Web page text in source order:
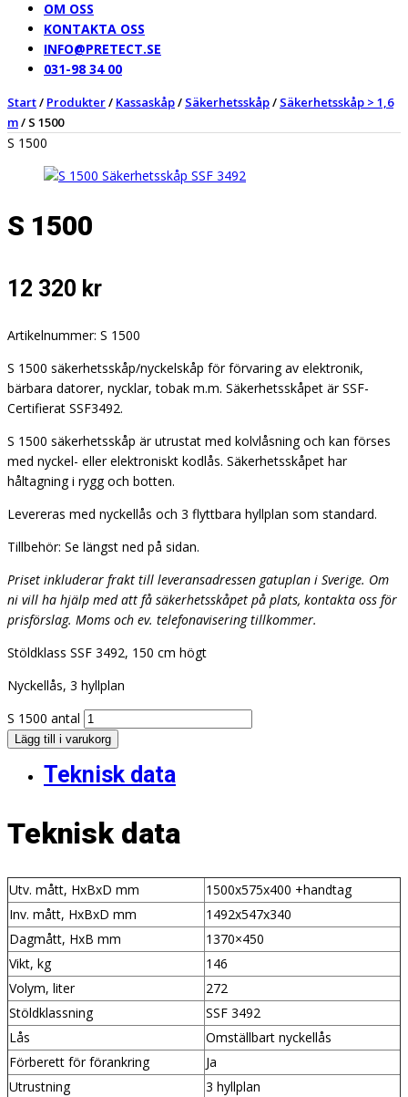
OM OSS
KONTAKTA OSS
INFO@PRETECT.SE
031-98 34 00
Start/ Produkter/ Kassaskåp/ Säkerhetsskåp/ Säkerhetsskåp > 1,6
m/ S 1500
S 1500
S 1500
12 320 kr
Artikelnummer: S 1500
S 1500 säkerhetsskåp/nyckelskåp för förvaring av elektronik,
bärbara datorer, nycklar, tobak m.m. Säkerhetsskåpet är SSF-
Certifierat SSF3492.
S 1500 säkerhetsskåp är utrustat med kolvlåsning och kan förses
med nyckel- eller elektroniskt kodlås. Säkerhetsskåpet har
håltagning i rygg och botten.
Levereras med nyckellås och 3 flyttbara hyllplan som standard.
Tillbehör: Se längst ned på sidan.
Priset inkluderar frakt till leveransadressen gatuplan i Sverige. Om
ni vill ha hjälp med att få säkerhetsskåpet på plats, kontakta oss för
prisförslag. Moms och ev. telefonavisering tillkommer.
Stöldklass SSF 3492, 150 cm högt
Nyckellås, 3 hyllplan
S 1500 antal
Lägg till i varukorg
Teknisk data
Teknisk data
Utv. mått, HxBxD mm
1500x575x400 +handtag
Inv. mått, HxBxD mm
1492x547x340
Dagmått, HxB mm
1370×450
Vikt, kg
146
Volym, liter
272
Stöldklassning
SSF 3492
Lås
Omställbart nyckellås
Förberett för förankring
Ja
Utrustning
3 hyllplan